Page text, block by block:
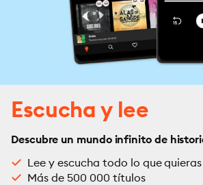
Escucha y lee
Descubre un mundo infinito de
Lee y escucha todo lo que quieras
Más de 500 000 títulos